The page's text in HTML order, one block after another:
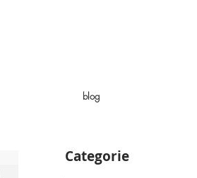
blog
Categorie